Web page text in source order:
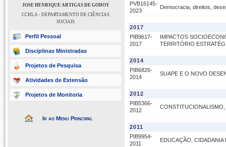
JOSE HENRIQUE ARTIGAS DE GODOY
CCHLA - DEPARTAMENTO DE CIÊNCIAS
SOCIAIS
Perfil Pessoal
Disciplinas Ministradas
Projetos de Pesquisa
Atividades de Extensão
Projetos de Monitoria
Ir ao Menu Principal
PVB16145-
2023
Democracia, direitos,
2017
PIB9617-
2017
IMPACTOS
TERRITÓRIO
2014
PIB6826-
2014
SUAPE E O NOVO
2012
PIB5366-
2012
2011
PIB9954-
2011
EDUCAÇÃO,